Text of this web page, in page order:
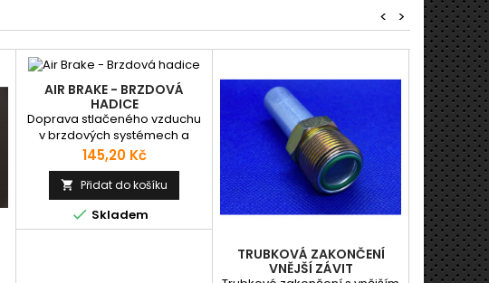
>
<
AIR BRAKE - BRZDOVÁ
HADICE
Doprava stlačeného vzduchu
v brzdových systémech a
jiných pneumatických
systémech automobilů a
přívěsných vozidel. Množství
hadicoviny udávejte v m
(metrech) - např. 1,25.
Uvedená cena za m platí při
Cena
145,20 Kč
 Přidat do košíku
 Skladem
TRUBKOVÁ ZAKONČENÍ
VNĚJŠÍ ZÁVIT
AL